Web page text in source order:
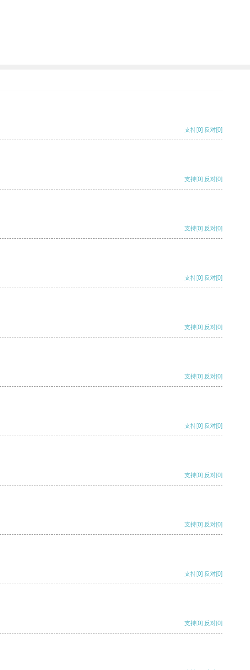
支持[0] 反对[0]
支持[0] 反对[0]
支持[0] 反对[0]
支持[0] 反对[0]
支持[0] 反对[0]
支持[0] 反对[0]
支持[0] 反对[0]
支持[0] 反对[0]
支持[0] 反对[0]
支持[0] 反对[0]
支持[0] 反对[0]